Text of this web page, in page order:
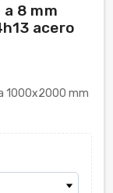
8 mm
acero
1000x2000 mm